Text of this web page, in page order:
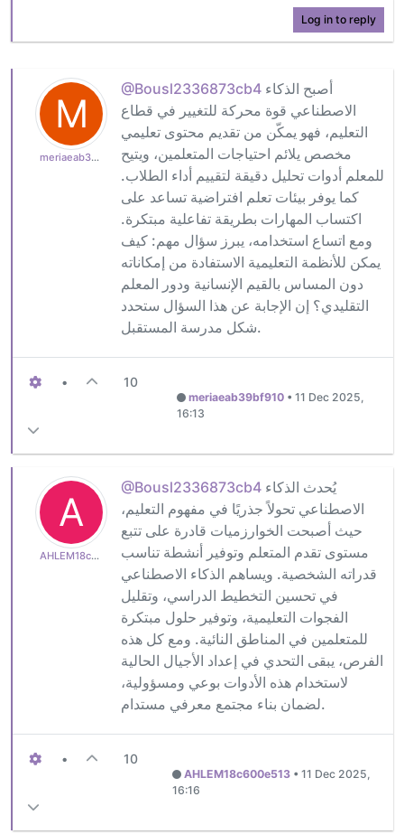
Log in to reply
M
meriaeab39bf910
@Bousl2336873cb4
الاصطناعي قوة محركة للتغيير في قطاع
التعليم، فهو يمكّن من تقديم محتوى تعليمي
مخصص يلائم احتياجات المتعلمين، ويتيح
للمعلم أدوات تحليل دقيقة لتقييم أداء الطلاب.
كما يوفر بيئات تعلم افتراضية تساعد على
اكتساب المهارات بطريقة تفاعلية مبتكرة.
ومع اتساع استخدامه، يبرز سؤال مهم: كيف
يمكن للأنظمة التعليمية الاستفادة من إمكاناته
دون المساس بالقيم الإنسانية ودور المعلم
التقليدي؟ إن الإجابة عن هذا السؤال ستحدد
شكل مدرسة المستقبل.
• 10
meriaeab39bf910• 11 Dec 2025,
16:13
A
AHLEM18c600e513
@Bousl2336873cb4
الاصطناعي تحولاً جذريًا في مفهوم التعليم،
حيث أصبحت الخوارزميات قادرة على تتبع
مستوى تقدم المتعلم وتوفير أنشطة تناسب
قدراته الشخصية. ويساهم الذكاء الاصطناعي
في تحسين التخطيط الدراسي، وتقليل
الفجوات التعليمية، وتوفير حلول مبتكرة
للمتعلمين في المناطق النائية. ومع كل هذه
الفرص، يبقى التحدي في إعداد الأجيال الحالية
لاستخدام هذه الأدوات بوعي ومسؤولية،
لضمان بناء مجتمع معرفي مستدام.
• 10
AHLEM18c600e513 •11 Dec 2025,
16:16